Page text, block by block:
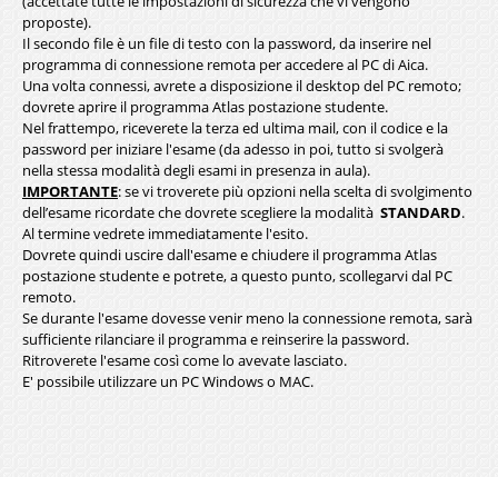
proposte).
Il secondo file è un file di testo con la password, da inserire nel
programma di connessione remota per accedere al PC di Aica.
Una volta connessi, avrete a disposizione il desktop del PC remoto;
dovrete aprire il programma Atlas postazione studente.
Nel frattempo, riceverete la terza ed ultima mail, con il codice e la
password per iniziare l'esame (da adesso in poi, tutto si svolgerà
nella stessa modalità degli esami in presenza in aula).
IMPORTANTE: se vi troverete più opzioni nella scelta di svolgimento
dell’esame ricordate che dovrete scegliere la modalità STANDARD.
Al termine vedrete immediatamente l'esito.
Dovrete quindi uscire dall'esame e chiudere il programma Atlas
postazione studente e potrete, a questo punto, scollegarvi dal PC
remoto.
Se durante l'esame dovesse venir meno la connessione remota, sarà
sufficiente rilanciare il programma e reinserire la password.
Ritroverete l'esame così come lo avevate lasciato.
E' possibile utilizzare un PC Windows o MAC.